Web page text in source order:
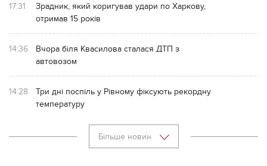
17:31
Зрадник, який коригував удари по Харкову,
отримав 15 років
14:36
Вчора біля Квасилова сталася ДТП з
автовозом
14:28
Три дні поспіль у Рівному фіксують рекордну
температуру
Більше новин